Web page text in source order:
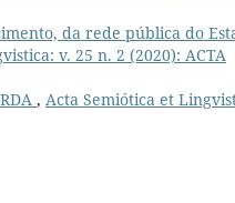
da rede pública do
v. 25 n. 2 (2020): ACTA
, Acta Semiótica et